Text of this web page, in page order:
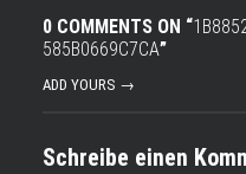
0 COMMENTS ON “
585B0669C7CA”
ADD YOURS →
Schreibe einen